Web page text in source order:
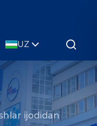
UZ
ijodidan